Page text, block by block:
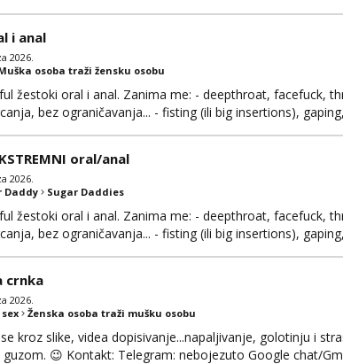
i anal
2026.
osoba traži žensku osobu
žestoki oral i anal. Zanima me: - deepthroat, facefuck,
bez ograničavanja... - fisting (ili big insertions),
oral/anal
2026.
Daddy Sugar Daddies
žestoki oral i anal. Zanima me: - deepthroat, facefuck,
bez ograničavanja... - fisting (ili big insertions),
crnka
2026.
sex Ženska osoba traži mušku osobu
kroz slike, videa dopisivanje...napaljivanje, golotinju i
😉 Kontakt: Telegram: nebojezuto Google chat/